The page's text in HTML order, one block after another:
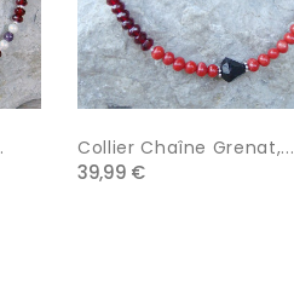
Collier Chaîne Grenat,...
39,99 €